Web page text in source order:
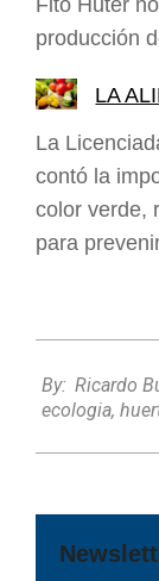
producción
LA
La
contó la
color verde,
para
05-
12
By: Ricardo
ecologia,